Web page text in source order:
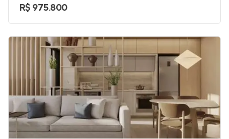
R$ 975.800